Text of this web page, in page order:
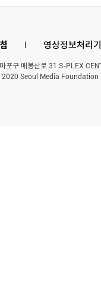
l 영상정보처리
포구 매봉산로 31 S-PLEX
Seoul Media Foundation